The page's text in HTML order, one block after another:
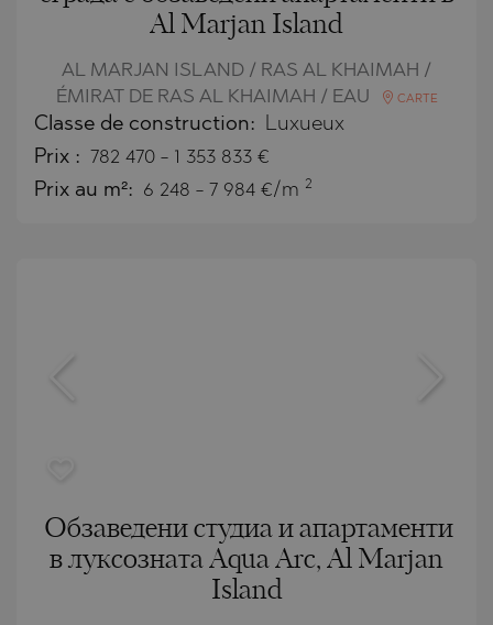
Al Marjan Island
AL MARJAN ISLAND / RAS AL KHAIMAH /
ÉMIRAT DE RAS AL KHAIMAH / EAU
CARTE
Classe de construction: Luxueux
Prix : 782 470 - 1 353 833 €
Prix au m²: 6 248 - 7 984 €/m 2
Обзаведени студиа и апартаменти
в луксозната Aqua Arc, Al Marjan
Island